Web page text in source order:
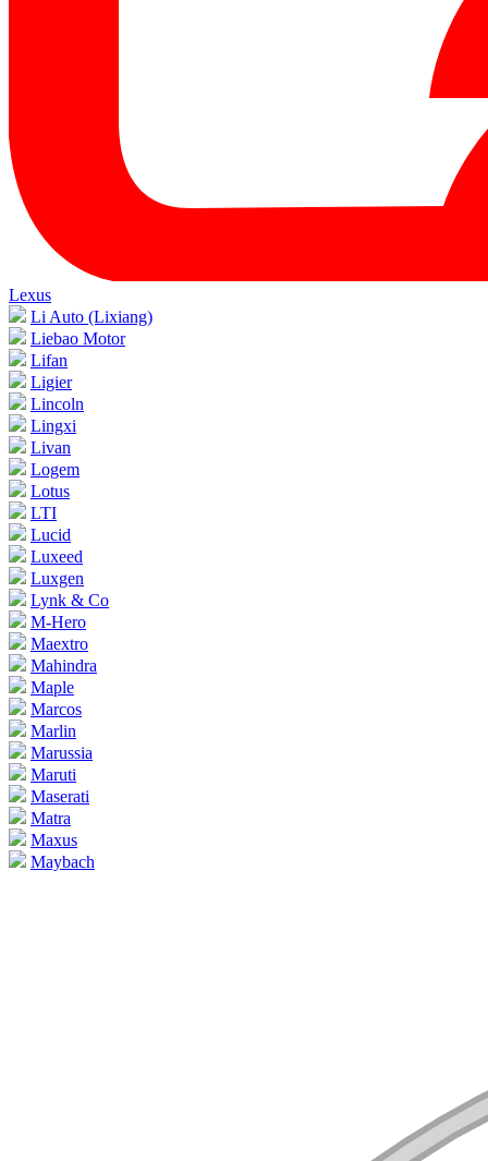
Lexus
Li Auto (Lixiang)
Liebao Motor
Lifan
Ligier
Lincoln
Lingxi
Livan
Logem
Lotus
LTI
Lucid
Luxeed
Luxgen
Lynk & Co
M-Hero
Maextro
Mahindra
Maple
Marcos
Marlin
Marussia
Maruti
Maserati
Matra
Maxus
Maybach